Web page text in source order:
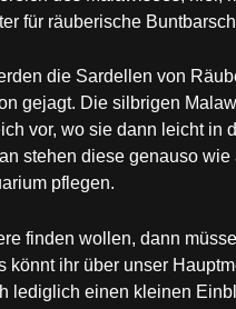
für räuberische
die Sardellen von
gejagt. Die silbrigen
vor, wo sie dann leicht in
stehen diese genauso
pflegen.
finden wollen, dann
könnt ihr über unser
lediglich einen kleinen